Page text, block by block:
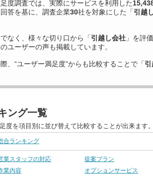
度調査では、実際にサービスを利用した
答を基に、調査企業30社を対象にした「引越
なく、様々な切り口から「引越し会社 」を評
ユーザーの声も掲載しています。
、“ユーザー満足度”からも比較することで「
ング一覧
度を項目別に並び替えて比較することが出来ます。
合ランキング
業スタッフの対応 提案プラン
業内容
オプションサービス